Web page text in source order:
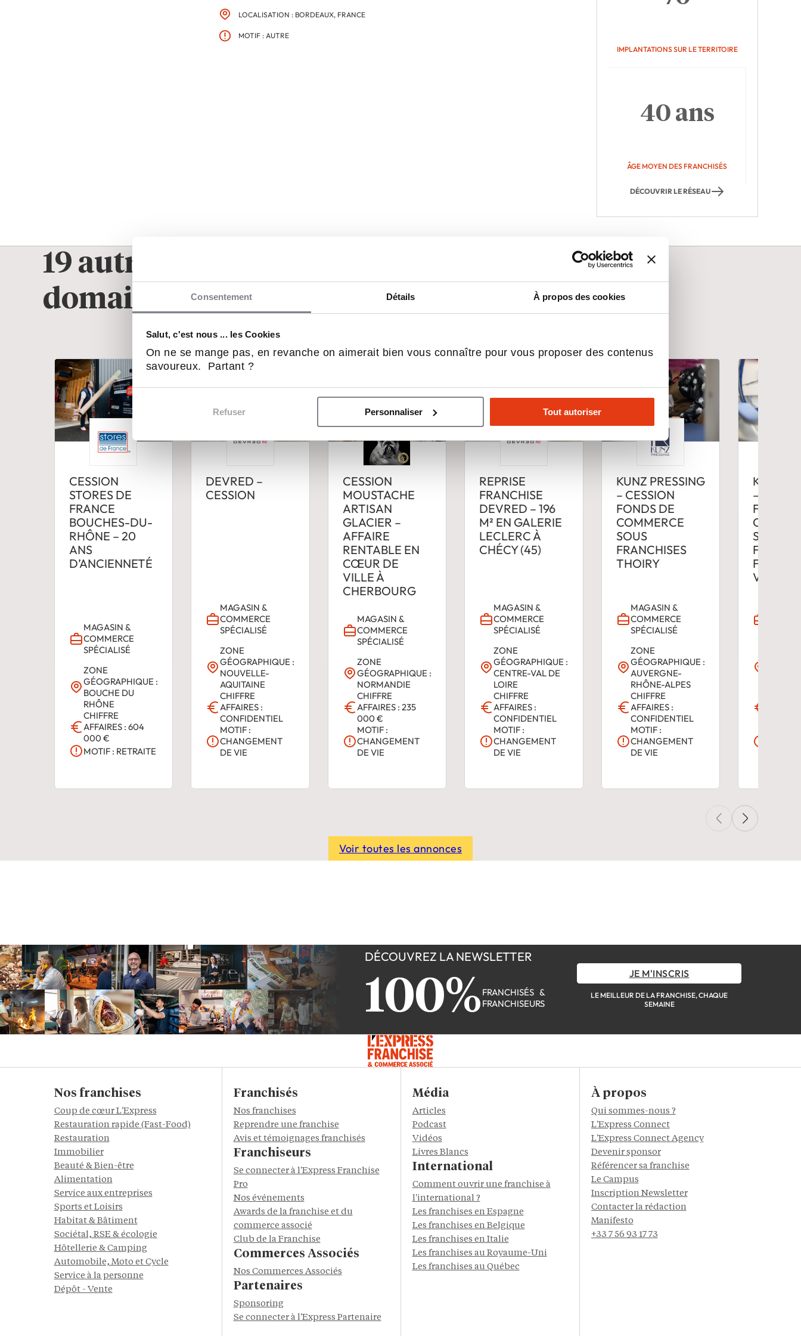
Consentement Détails À propos des cookies
Salut, c'est nous ... les Cookies
On ne se mange pas, en revanche on aimerait bien vous connaître pour vous proposer des contenus
savoureux. Partant ?
Refuser Personnaliser Tout autoriser
LOCALISATION : BORDEAUX, FRANCE
MOTIF : AUTRE
IMPLANTATIONS SUR LE TERRITOIRE
40 ans
ÂGE MOYEN DES FRANCHISÉS
DÉCOUVRIR LE RÉSEAU
19 autres franchises à reprendre dans le
domaine
Magasin & Commerce spécialisé
CESSION
STORES DE
FRANCE
BOUCHES-DU-
RHÔNE – 20
ANS
D’ANCIENNETÉ
MAGASIN &
COMMERCE
SPÉCIALISÉ
ZONE
GÉOGRAPHIQUE :
BOUCHE DU
RHÔNE
CHIFFRE
AFFAIRES : 604
000 €
MOTIF : RETRAITE
DEVRED –
CESSION
MAGASIN &
COMMERCE
SPÉCIALISÉ
ZONE
GÉOGRAPHIQUE :
NOUVELLE-
AQUITAINE
CHIFFRE
AFFAIRES :
CONFIDENTIEL
MOTIF :
CHANGEMENT
DE VIE
CESSION
MOUSTACHE
ARTISAN
GLACIER –
AFFAIRE
RENTABLE EN
CŒUR DE
VILLE À
CHERBOURG
MAGASIN &
COMMERCE
SPÉCIALISÉ
ZONE
GÉOGRAPHIQUE :
NORMANDIE
CHIFFRE
AFFAIRES : 235
000 €
MOTIF :
CHANGEMENT
DE VIE
REPRISE
FRANCHISE
DEVRED – 196
M² EN GALERIE
LECLERC À
CHÉCY (45)
MAGASIN &
COMMERCE
SPÉCIALISÉ
ZONE
GÉOGRAPHIQUE :
CENTRE-VAL DE
LOIRE
CHIFFRE
AFFAIRES :
CONFIDENTIEL
MOTIF :
CHANGEMENT
DE VIE
KUNZ PRESSING
– CESSION
FONDS DE
COMMERCE
SOUS
FRANCHISES
THOIRY
MAGASIN &
COMMERCE
SPÉCIALISÉ
ZONE
GÉOGRAPHIQUE :
AUVERGNE-
RHÔNE-ALPES
CHIFFRE
AFFAIRES :
CONFIDENTIEL
MOTIF :
CHANGEMENT
DE VIE
KUNZ
–
FONDS
SOUS
Voir toutes les annonces
DÉCOUVREZ LA NEWSLETTER
100% FRANCHISÉS &
FRANCHISEURS
JE M'INSCRIS
LE MEILLEUR DE LA FRANCHISE, CHAQUE
SEMAINE
Nos franchises
Coup de cœur L'Express
Restauration rapide (Fast-Food)
Restauration
Immobilier
Beauté & Bien-être
Alimentation
Service aux entreprises
Sports et Loisirs
Habitat & Bâtiment
Sociétal, RSE & écologie
Hôtellerie & Camping
Automobile, Moto et Cycle
Service à la personne
Dépôt - Vente
Franchisés
Nos franchises
Reprendre une franchise
Avis et témoignages franchisés
Franchiseurs
Se connecter à l'Express Franchise
Pro
Nos événements
Awards de la franchise et du
commerce associé
Club de la Franchise
Commerces Associés
Nos Commerces Associés
Partenaires
Sponsoring
Se connecter à l'Express Partenaire
Média
Articles
Podcast
Vidéos
Livres Blancs
International
Comment ouvrir une franchise à
l'international ?
Les franchises en Espagne
Les franchises en Belgique
Les franchises en Italie
Les franchises au Royaume-Uni
Les franchises au Québec
À propos
Qui sommes-nous ?
L'Express Connect
L'Express Connect Agency
Devenir sponsor
Référencer sa franchise
Le Campus
Inscription Newsletter
Contacter la rédaction
Manifesto
+33 7 56 93 17 73